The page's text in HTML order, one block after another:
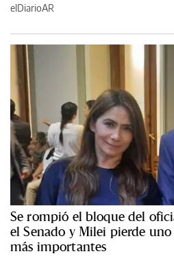
elDiarioAR
Se rompió el bloque del
el Senado y Milei pierde uno
más importantes